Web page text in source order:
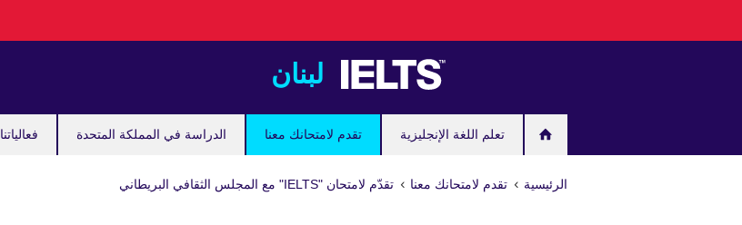
لبنان
تعلم اللغة الإنجليزية تقدم لامتحانك معنا الدراسة في المملكة المتحدة فعالياتنا
الرئيسية تقدم لامتحانك معنا تقدّم لامتحان "IELTS" مع المجلس الثقافي البريطاني